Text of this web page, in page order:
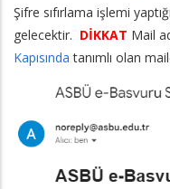
Şifre sıfırlama işlemi
gelecektir. DİKKAT Mail
Kapısında tanımlı olan